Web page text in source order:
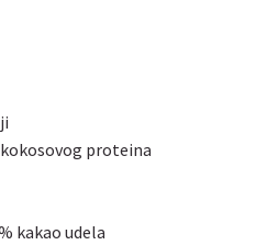
proteina
kakao udela